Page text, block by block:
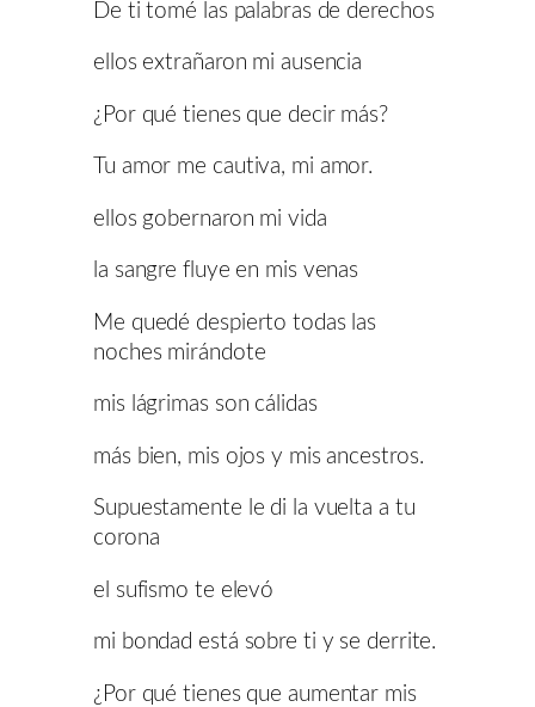
De ti tomé las palabras de derechos
ellos extrañaron mi ausencia
¿Por qué tienes que decir más?
Tu amor me cautiva, mi amor.
ellos gobernaron mi vida
la sangre fluye en mis venas
Me quedé despierto todas las
noches mirándote
mis lágrimas son cálidas
más bien, mis ojos y mis ancestros.
Supuestamente le di la vuelta a tu
corona
el sufismo te elevó
mi bondad está sobre ti y se derrite.
¿Por qué tienes que aumentar mis